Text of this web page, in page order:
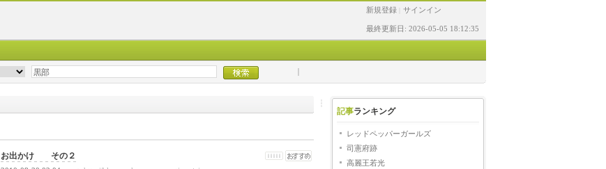
新規登録 サインイン
最終更新日: 2026-05-05 18:12:35
お出かけ その２
記事ランキング
レッドペッパーガールズ
司憲府跡
高麗王若光